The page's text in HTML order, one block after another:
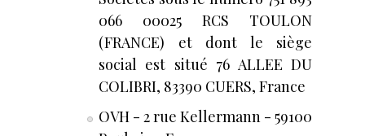
066 00025 RCS TOULON
(FRANCE) et dont le siège
social est situé 76 ALLEE DU
COLIBRI, 83390 CUERS, France
OVH - 2 rue Kellermann - 59100